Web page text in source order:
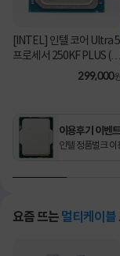
[INTEL] 인텔 코어 Ultra 5
프로세서 250KF PLUS (애
로우 레이크/5.3GHz/30M
299,000
이용후기 이벤
인텔 정품벌크
요즘 뜨는 멀티케이블